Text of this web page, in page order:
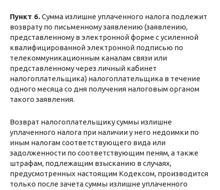
Пункт 6.Сумма излишне уплаченного налога подлежит
возврату по письменному заявлению (заявлению,
представленному в электронной форме с усиленной
квалифицированной электронной подписью по
телекоммуникационным каналам связи или
представленному через личный кабинет
налогоплательщика) налогоплательщика в течение
одного месяца со дня получения налоговым органом
такого заявления.
Возврат налогоплательщику суммы излишне
уплаченного налога при наличии у него недоимки по
иным налогам соответствующего вида или
задолженности по соответствующим пеням, а также
штрафам, подлежащим взысканию в случаях,
предусмотренных настоящим Кодексом, производится
только после зачета суммы излишне уплаченного